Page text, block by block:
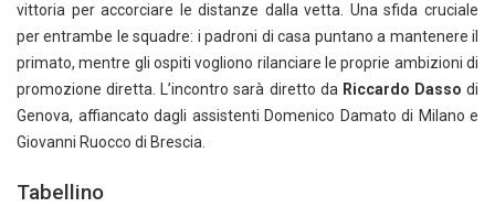
vittoria per accorciare le distanze dalla vetta. Una sfida cruciale
per entrambe le squadre: i padroni di casa puntano a mantenere il
primato, mentre gli ospiti vogliono rilanciare le proprie ambizioni di
promozione diretta. L’incontro sarà diretto da Riccardo Dasso di
Genova, affiancato dagli assistenti Domenico Damato di Milano e
Giovanni Ruocco di Brescia.
Tabellino